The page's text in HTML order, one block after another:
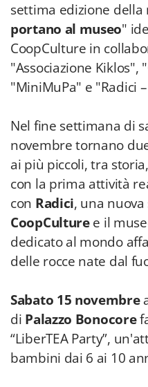
settima edizione della
portano al museo"
CoopCulture in
"Associazione Kiklos",
"MiniMuPa" e "Radici
Nel fine settimana di
novembre tornano
ai più piccoli, tra
con la prima attività
con Radici, una
CoopCulturee il
dedicato al mondo
delle rocce nate dal
Sabato 15 novembre
di Palazzo Bonocore
“LiberTEA Party”,
bambini dai 6 ai 10